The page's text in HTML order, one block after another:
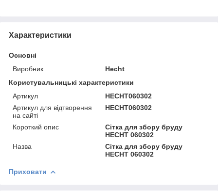
Характеристики
Основні
Виробник
Hecht
Користувальницькі характеристики
Артикул
HECHT060302
Артикул для відтворення
на сайті
HECHT060302
Короткий опис
Сітка для збору бруду
HECHT 060302
Назва
Сітка для збору бруду
HECHT 060302
Приховати